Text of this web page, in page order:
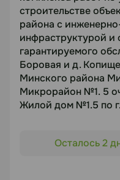
21.08.2026
Документация
https://
В работе
строительстве
района с
инфраструктурой и
гарантируемого
Боровая и д.
Минского района
Микрорайон №1. 5
Жилой дом №1.5 по
"Строительство
Осталось 2